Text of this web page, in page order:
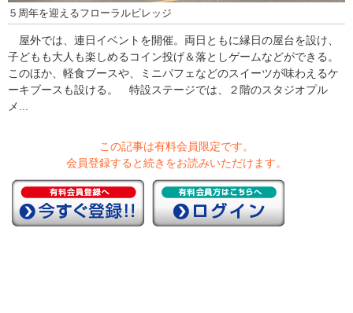
５周年を迎えるフローラルビレッジ
屋外では、連日イベントを開催。両日ともに縁日の屋台を設け、
子どもも大人も楽しめるコイン投げ＆落としゲームなどができる。
このほか、軽食ブースや、ミニパフェなどのスイーツが味わえるケ
ーキブースも設ける。 特設ステージでは、２階のスタジオプル
メ...
この記事は有料会員限定です。
会員登録すると続きをお読みいただけます。